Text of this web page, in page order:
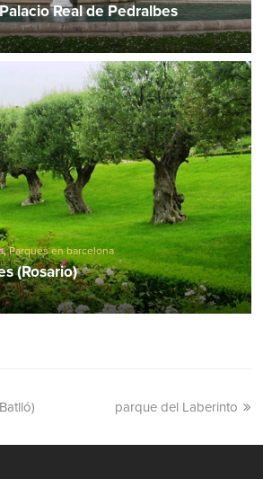
Real de Pedralbes
,Parques en barcelona
(Rosario)
parque del Laberinto